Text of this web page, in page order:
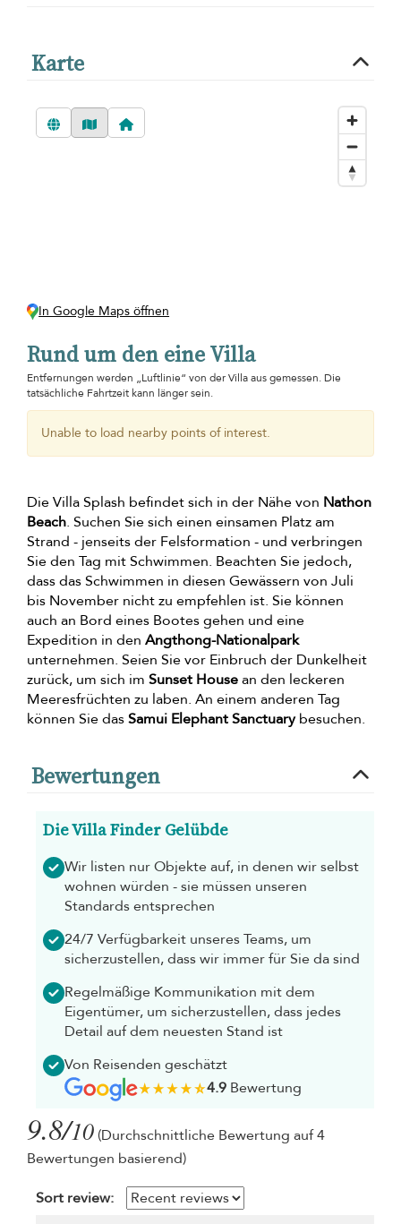
Karte
In Google Maps öffnen
Rund um den eine Villa
Entfernungen werden „Luftlinie“ von der Villa aus gemessen. Die
tatsächliche Fahrtzeit kann länger sein.
Unable to load nearby points of interest.
Die Villa Splash befindet sich in der Nähe von Nathon
Beach. Suchen Sie sich einen einsamen Platz am
Strand - jenseits der Felsformation - und verbringen
Sie den Tag mit Schwimmen. Beachten Sie jedoch,
dass das Schwimmen in diesen Gewässern von Juli
bis November nicht zu empfehlen ist. Sie können
auch an Bord eines Bootes gehen und eine
Expedition in den Angthong-Nationalpark
unternehmen. Seien Sie vor Einbruch der Dunkelheit
zurück, um sich im Sunset Housean den leckeren
Meeresfrüchten zu laben. An einem anderen Tag
können Sie dasSamui Elephant Sanctuarybesuchen.
Bewertungen
Die Villa Finder Gelübde
Wir listen nur Objekte auf, in denen wir selbst
wohnen würden - sie müssen unseren
Standards entsprechen
24/7 Verfügbarkeit unseres Teams, um
sicherzustellen, dass wir immer für Sie da sind
Regelmäßige Kommunikation mit dem
Eigentümer, um sicherzustellen, dass jedes
Detail auf dem neuesten Stand ist
Von Reisenden geschätzt
4.9Bewertung
9.8/10 (Durchschnittliche Bewertung auf 4
Bewertungen basierend)
Sort review: